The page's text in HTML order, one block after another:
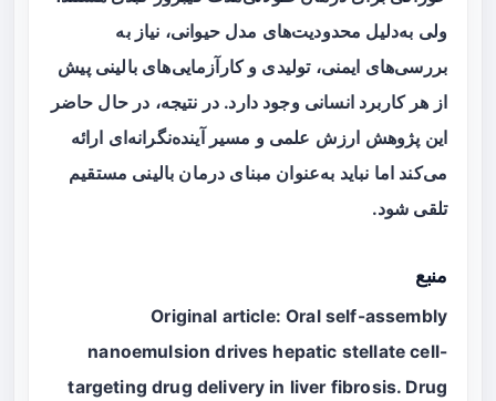
ولی به‌دلیل محدودیت‌های مدل حیوانی، نیاز به
بررسی‌های ایمنی، تولیدی و کارآزمایی‌های بالینی پیش
از هر کاربرد انسانی وجود دارد. در نتیجه، در حال حاضر
این پژوهش ارزش علمی و مسیر آینده‌نگرانه‌ای ارائه
می‌کند اما نباید به‌عنوان مبنای درمان بالینی مستقیم
تلقی شود.
منبع
Original article: Oral self-assembly
nanoemulsion drives hepatic stellate cell-
targeting drug delivery in liver fibrosis. Drug